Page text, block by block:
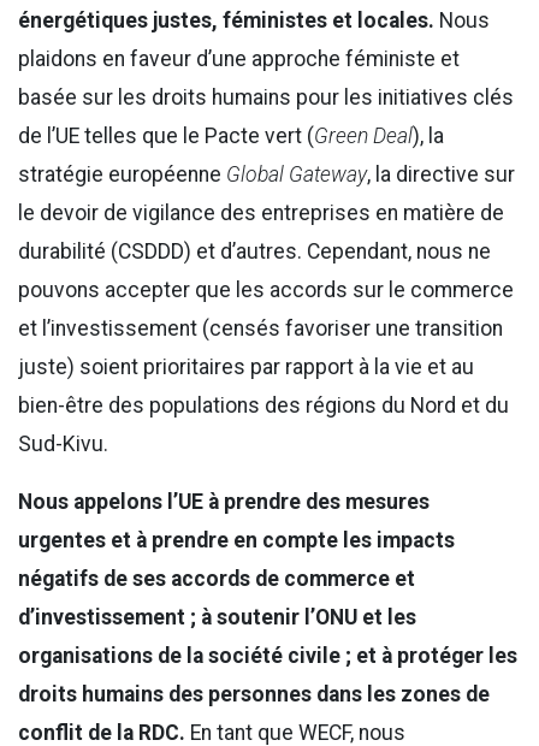
énergétiques justes, féministes et locales. Nous
plaidons en faveur d’une approche féministe et
basée sur les droits humains pour les initiatives clés
de l’UE telles que le Pacte vert (Green Deal), la
stratégie européenne Global Gateway, la directive sur
le devoir de vigilance des entreprises en matière de
durabilité (CSDDD) et d’autres. Cependant, nous ne
pouvons accepter que les accords sur le commerce
et l’investissement (censés favoriser une transition
juste) soient prioritaires par rapport à la vie et au
bien-être des populations des régions du Nord et du
Sud-Kivu.
Nous appelons l’UE à prendre des mesures
urgentes et à prendre en compte les impacts
négatifs de ses accords de commerce et
d’investissement ; à soutenir l’ONU et les
organisations de la société civile ; et à protéger les
droits humains des personnes dans les zones de
conflit de la RDC. En tant que WECF, nous